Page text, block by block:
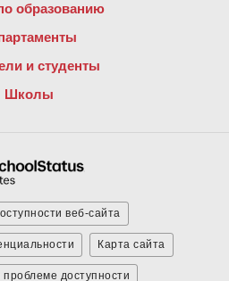
образованию
и студенты
Школы
веб-сайта
Карта сайта
доступности